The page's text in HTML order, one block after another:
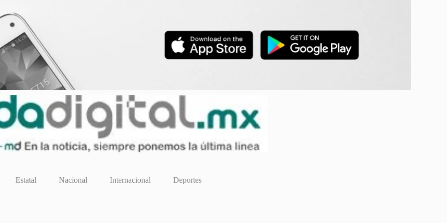
Estatal Nacional Internacional Deportes